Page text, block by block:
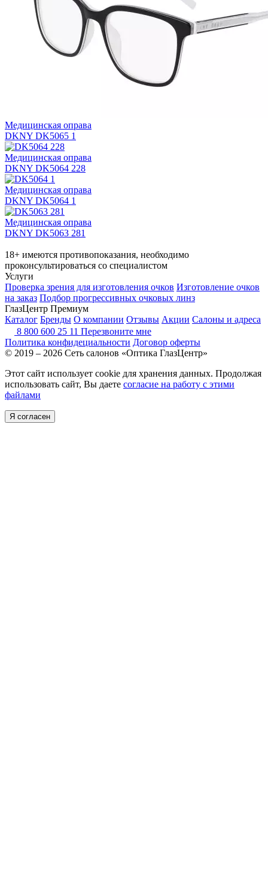
Медицинская оправа
DKNY DK5065 1
Медицинская оправа
DKNY DK5064 228
Медицинская оправа
DKNY DK5064 1
Медицинская оправа
DKNY DK5063 281
18+ имеются противопоказания, необходимо
проконсультироваться со специалистом
Услуги
Проверка зрения для изготовления очков Изготовление очков
на заказ Подбор прогрессивных очковых линз
ГлазЦентр Премиум
Каталог Бренды О компании Отзывы Акции Салоны и адреса
8 800 600 25 11 Перезвоните мне
Политика конфидециальности Договор оферты
© 2019 – 2026 Сеть салонов «Оптика ГлазЦентр»
Этот сайт использует cookie для хранения данных. Продолжая
использовать сайт, Вы даете согласие на работу с этими
файлами
Я согласен